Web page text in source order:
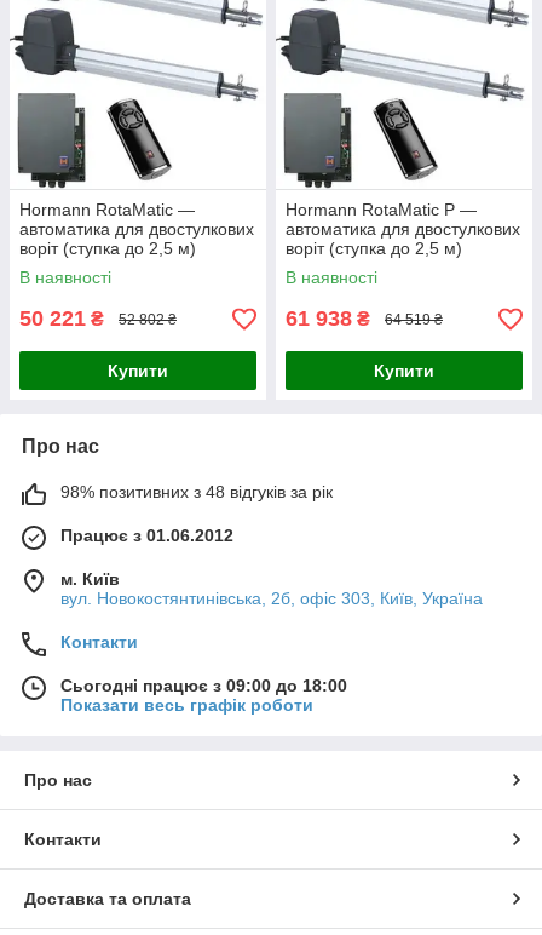
Hormann RotaMatic —
автоматика для двостулкових
воріт (ступка до 2,5 м)
В наявності
50 221 ₴ 52 802 ₴
Купити
Hormann RotaMatic P —
автоматика для двостулкових
воріт (ступка до 2,5 м)
В наявності
61 938 ₴ 64 519 ₴
Купити
Про нас
98% позитивних з 48 відгуків за рік
Працює з 01.06.2012
м. Київ
вул. Новокостянтинівська, 2б, офіс 303, Київ, Україна
Контакти
Сьогодні працює з 09:00 до 18:00
Показати весь графік роботи
Про нас
Контакти
Доставка та оплата